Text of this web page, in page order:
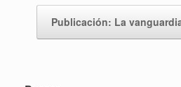
Publicación: La